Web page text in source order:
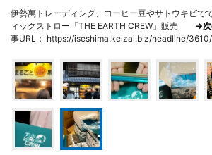
伊勢萬トレーディング、コーヒー豆やサトウキビで
ィックストロー「THE EARTH CREW」販売 →
事URL： https://iseshima.keizai.biz/headline/3610/